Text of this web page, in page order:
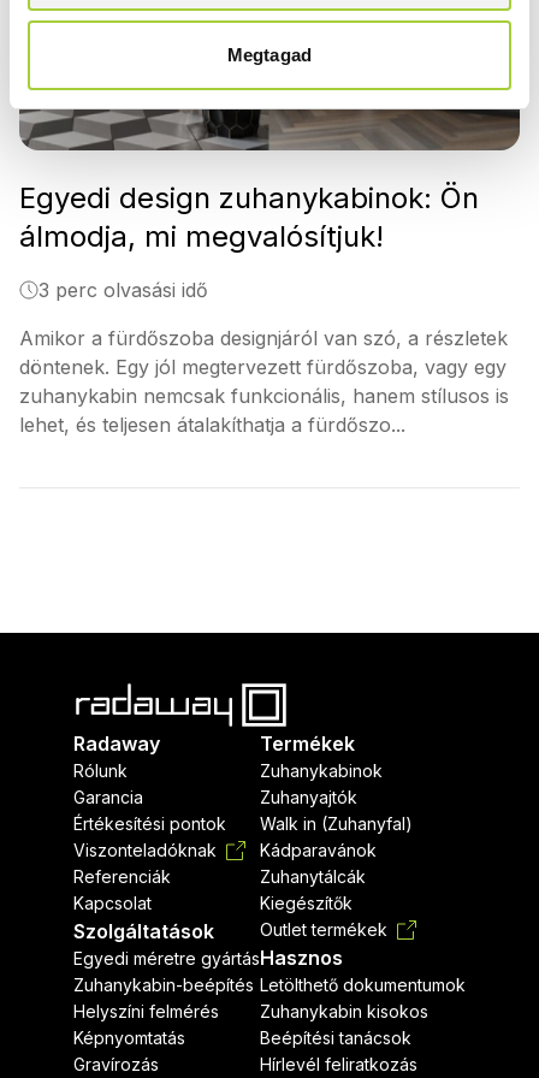
Megtagad
Egyedi design zuhanykabinok: Ön
álmodja, mi megvalósítjuk!
3 perc olvasási idő
Amikor a fürdőszoba designjáról van szó, a részletek
döntenek. Egy jól megtervezett fürdőszoba, vagy egy
zuhanykabin nemcsak funkcionális, hanem stílusos is
lehet, és teljesen átalakíthatja a fürdőszo...
Radaway
Rólunk
Garancia
Értékesítési pontok
Viszonteladóknak
Referenciák
Kapcsolat
Szolgáltatások
Egyedi méretre gyártás
Zuhanykabin-beépítés
Helyszíni felmérés
Képnyomtatás
Gravírozás
Termékek
Zuhanykabinok
Zuhanyajtók
Walk in (Zuhanyfal)
Kádparavánok
Zuhanytálcák
Kiegészítők
Outlet termékek
Hasznos
Letölthető dokumentumok
Zuhanykabin kisokos
Beépítési tanácsok
Hírlevél feliratkozás